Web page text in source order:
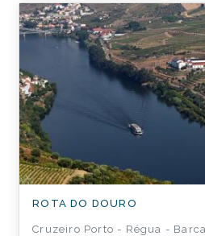
ROTA DO DOURO
Cruzeiro Porto - Régua -